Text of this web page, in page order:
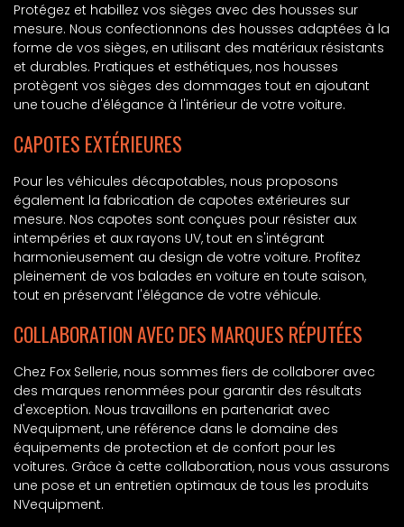
Protégez et habillez vos sièges avec des housses sur
mesure. Nous confectionnons des housses adaptées à la
forme de vos sièges, en utilisant des matériaux résistants
et durables. Pratiques et esthétiques, nos housses
protègent vos sièges des dommages tout en ajoutant
une touche d'élégance à l'intérieur de votre voiture.
CAPOTES EXTÉRIEURES
Pour les véhicules décapotables, nous proposons
également la fabrication de capotes extérieures sur
mesure. Nos capotes sont conçues pour résister aux
intempéries et aux rayons UV, tout en s'intégrant
harmonieusement au design de votre voiture. Profitez
pleinement de vos balades en voiture en toute saison,
tout en préservant l'élégance de votre véhicule.
COLLABORATION AVEC DES MARQUES RÉPUTÉES
Chez Fox Sellerie, nous sommes fiers de collaborer avec
des marques renommées pour garantir des résultats
d'exception. Nous travaillons en partenariat avec
NVequipment, une référence dans le domaine des
équipements de protection et de confort pour les
voitures. Grâce à cette collaboration, nous vous assurons
une pose et un entretien optimaux de tous les produits
NVequipment.